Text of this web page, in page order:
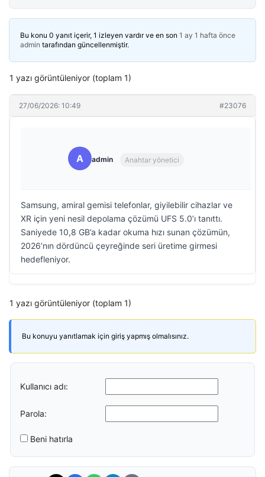
Bu konu 0 yanıt içerir, 1 izleyen vardır ve en son 1 ay 1 hafta önce
admin tarafından güncellenmiştir.
1 yazı görüntüleniyor (toplam 1)
27/06/2026: 10:49 #23076
A admin Anahtar yönetici
Samsung, amiral gemisi telefonlar, giyilebilir cihazlar ve
XR için yeni nesil depolama çözümü UFS 5.0’ı tanıttı.
Saniyede 10,8 GB’a kadar okuma hızı sunan çözümün,
2026’nın dördüncü çeyreğinde seri üretime girmesi
hedefleniyor.
1 yazı görüntüleniyor (toplam 1)
Bu konuyu yanıtlamak için giriş yapmış olmalısınız.
Kullanıcı adı:
Parola:
Beni hatırla